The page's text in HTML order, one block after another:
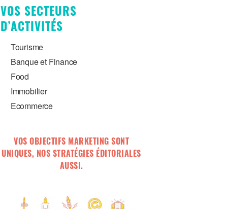
VOS SECTEURS
D’ACTIVITÉS
Tourisme
Banque et Finance
Food
Immobilier
Ecommerce
VOS OBJECTIFS MARKETING SONT
UNIQUES, NOS STRATÉGIES ÉDITORIALES
AUSSI.